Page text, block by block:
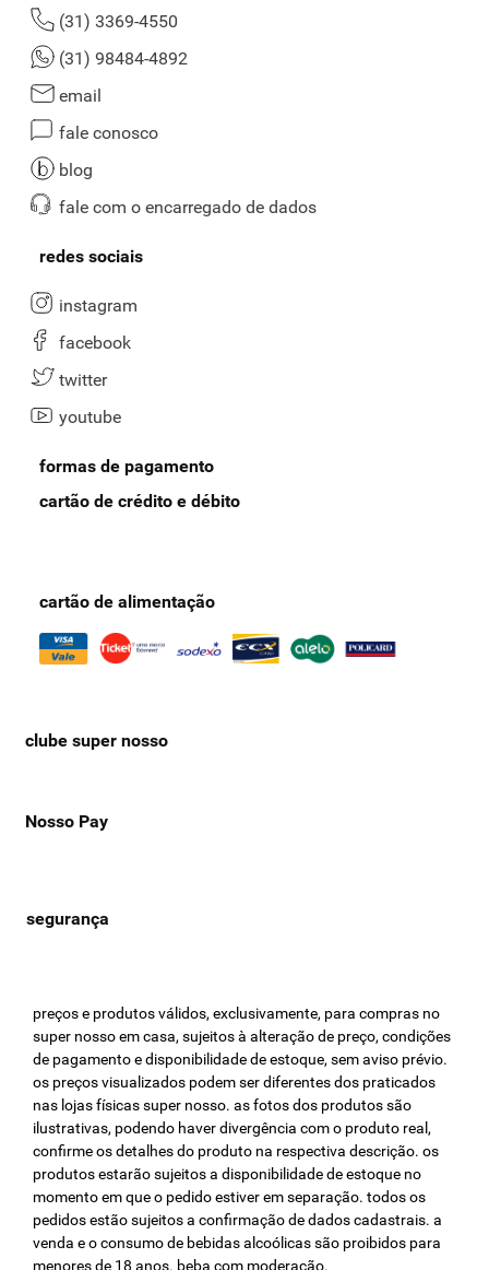
(31) 3369-4550
(31) 98484-4892
email
fale conosco
blog
fale com o encarregado de dados
redes sociais
instagram
facebook
twitter
youtube
formas de pagamento
cartão de crédito e débito
cartão de alimentação
clube super nosso
Nosso Pay
preços e produtos válidos, exclusivamente, para compras no
super nosso em casa, sujeitos à alteração de preço, condições
de pagamento e disponibilidade de estoque, sem aviso prévio.
os preços visualizados podem ser diferentes dos praticados
nas lojas físicas super nosso. as fotos dos produtos são
ilustrativas, podendo haver divergência com o produto real,
confirme os detalhes do produto na respectiva descrição. os
produtos estarão sujeitos a disponibilidade de estoque no
momento em que o pedido estiver em separação. todos os
pedidos estão sujeitos a confirmação de dados cadastrais. a
venda e o consumo de bebidas alcoólicas são proibidos para
menores de 18 anos. beba com moderação.